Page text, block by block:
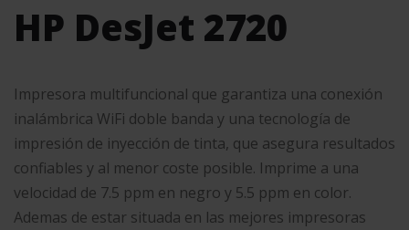
HP DesJet 2720
Impresora multifuncional que garantiza una conexión
inalámbrica WiFi doble banda y una tecnología de
impresión de inyección de tinta, que asegura resultados
confiables y al menor coste posible. Imprime a una
velocidad de 7.5 ppm en negro y 5.5 ppm en color.
Ademas de estar situada en las mejores impresoras